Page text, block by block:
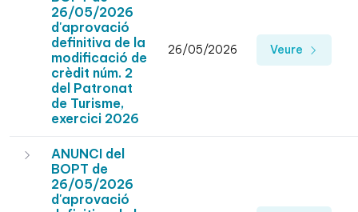
26/05/2026
d'aprovació
definitiva de la
modificació de
crèdit núm. 2
del Patronat
de Turisme,
exercici 2026
26/05/2026 Veure
ANUNCI del
BOPT de
26/05/2026
d'aprovació